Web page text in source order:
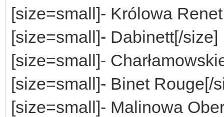
[size=small]- Królowa
[size=small]- Dabinett[/size]
[size=small]-
[size=small]- Binet Rouge[/
[size=small]- Malinowa